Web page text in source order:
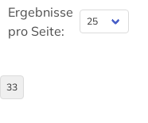
Wirtschaftswissenschaften (63)
(1)
Ergebnisse
pro Seite:
33